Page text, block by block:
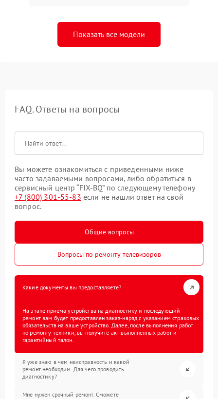
Показать все модели
FAQ. Ответы на вопросы
Вы можете ознакомиться с приведенными ниже
часто задаваемыми вопросами, либо обратиться в
сервисный центр “FIX-BQ” по следующему телефону
+7 (800) 301-55-83 если не нашли ответ на свой
вопрос.
Общие вопросы
Вопросы по ремонту телевизоров
Какие документы вы предоставляете?
На этапе приема устройства на диагностику и последующий
ремонт вам будет предоставлен заказ-наряд с указанием страховых
обязательств на ваше устройство. Далее, после выполнения работ
по ремонту техники, вы получите акт выполненных работ и
гарантийный талон.
Я уже знаю в чем неисправность и какой
ремонт необходим. Для чего проводить
диагностику?
Мне нужен срочный ремонт. Сможете